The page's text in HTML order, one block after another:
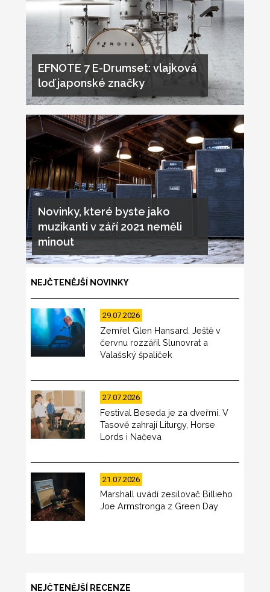
EFNOTE 7 E-Drumset: vlajková
loď japonské značky
Novinky, které byste jako
muzikanti v září 2021 neměli
minout
NEJČTENĚJŠÍ NOVINKY
29.07.2026
Zemřel Glen Hansard. Ještě v
červnu rozzářil Slunovrat a
Valašský špalíček
27.07.2026
Festival Beseda je za dveřmi. V
Tasově zahrají Liturgy, Horse
Lords i Načeva
21.07.2026
Marshall uvádí zesilovač Billieho
Joe Armstronga z Green Day
NEJČTENĚJŠÍ RECENZE